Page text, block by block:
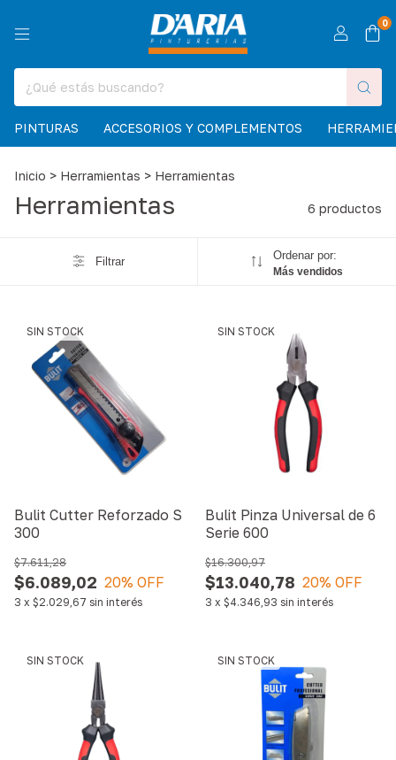
0
PINTURAS ACCESORIOS Y COMPLEMENTOS
Inicio > Herramientas > Herramientas
Herramientas 6 productos
Filtrar Ordenar por:
Más vendidos
SIN STOCK
Bulit Cutter Reforzado S
300
$6.089,02
$7.611,28
20% OFF
3 x $2.029,67 sin interés
SIN STOCK
Bulit Pinza Universal de 6
Serie 600
$13.040,78
$16.300,97
20% OFF
3 x $4.346,93 sin interés
SIN STOCK SIN STOCK